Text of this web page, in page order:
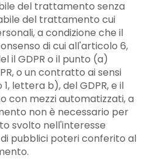
del trattamento senza
del trattamento cui
a condizione che il
di cui all'articolo 6,
il GDPR o il punto (a)
o un contratto ai sensi
lettera b), del GDPR, e il
mezzi automatizzati, a
non è necessario per
svolto nell'interesse
pubblici poteri conferito al